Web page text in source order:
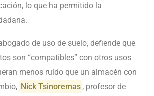
lo que ha permitido la
de uso de suelo, defiende que
son “compatibles” con otros usos
menos ruido que un almacén con
Nick Tsinoremas , profesor de